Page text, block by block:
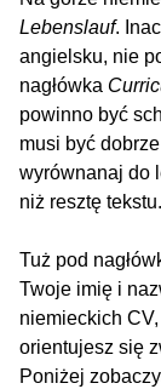
Lebenslauf.
angielsku, nie
nagłówka
powinno być
musi być
wyrównanaj do
niż resztę tekstu.
Tuż pod
Twoje imię i
niemieckich
orientujesz się
Poniżej